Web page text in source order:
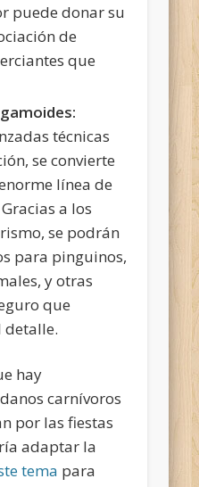
puede donar su
de
que
técnicas
se convierte
línea de
a los
se podrán
para pinguinos,
y otras
que
detalle.
hay
carnívoros
por las fiestas
adaptar la
tema para